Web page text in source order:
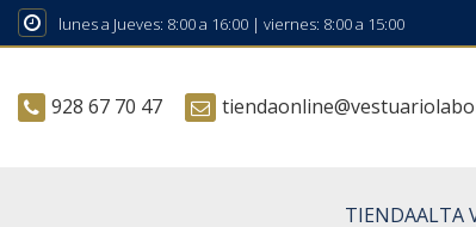
lunes a Jueves: 8:00 a 16:00 | viernes: 8:00 a 15:00
928 67 70 47
TIENDAALTA